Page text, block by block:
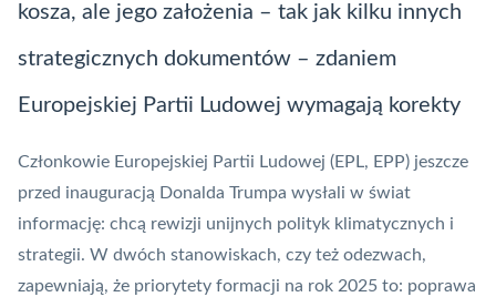
kosza, ale jego założenia – tak jak kilku innych
strategicznych dokumentów – zdaniem
Europejskiej Partii Ludowej wymagają korekty
Członkowie Europejskiej Partii Ludowej (EPL, EPP) jeszcze
przed inauguracją Donalda Trumpa wysłali w świat
informację: chcą rewizji unijnych polityk klimatycznych i
strategii. W dwóch stanowiskach, czy też odezwach,
zapewniają, że priorytety formacji na rok 2025 to: poprawa